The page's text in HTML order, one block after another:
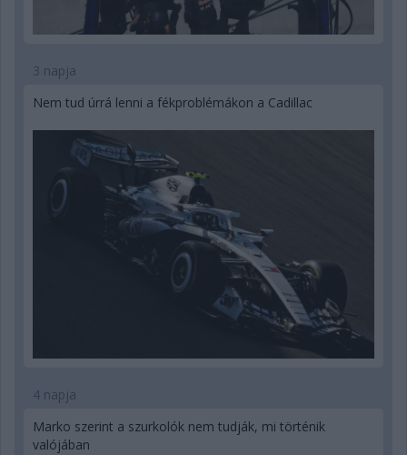
3 napja
Nem tud úrrá lenni a fékproblémákon a Cadillac
4 napja
Marko szerint a szurkolók nem tudják, mi történik
valójában